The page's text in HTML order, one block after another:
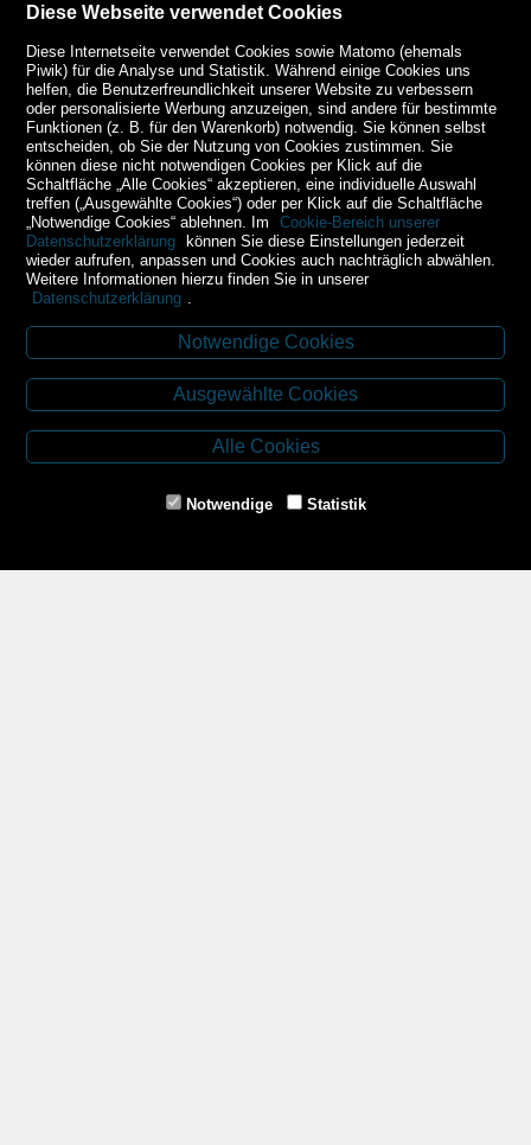
Kontakt
Budweiser Str. 3
3943 Schrems
Tel.: 02853/77239
E-Mail: schrems@spazierer.at
Diese Webseite verwendet Cookies
Diese Internetseite verwendet Cookies sowie Matomo (ehemals
Piwik) für die Analyse und Statistik. Während einige Cookies uns
helfen, die Benutzerfreundlichkeit unserer Website zu verbessern
oder personalisierte Werbung anzuzeigen, sind andere für bestimmte
Funktionen (z. B. für den Warenkorb) notwendig. Sie können selbst
entscheiden, ob Sie der Nutzung von Cookies zustimmen. Sie
können diese nicht notwendigen Cookies per Klick auf die
Schaltfläche „Alle Cookies“ akzeptieren, eine individuelle Auswahl
treffen („Ausgewählte Cookies“) oder per Klick auf die Schaltfläche
„Notwendige Cookies“ ablehnen. Im
Cookie-Bereich unserer
Datenschutzerklärung können Sie diese Einstellungen jederzeit
wieder aufrufen, anpassen und Cookies auch nachträglich abwählen.
Weitere Informationen hierzu finden Sie in unserer
Datenschutzerklärung
Notwendige Cookies
Ausgewählte Cookies
Alle Cookies
Notwendige Statistik